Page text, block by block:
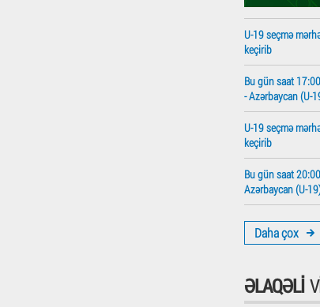
U-19 seçmə
keçirib
Bu gün saat
- Azərbaycan (U-
U-19 seçmə
keçirib
Bu gün saat
Azərbaycan (U-
Daha çox
ƏLAQƏLI